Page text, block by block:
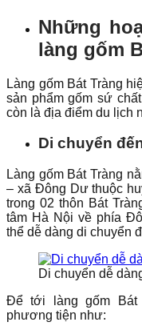
Những
làng gốm
Làng gốm Bát Tràng
sản phẩm gốm sứ
còn là địa điểm du lịch
Di chuyển
Làng gốm Bát Tràng
– xã Đông Dư thuộc
trong 02 thôn Bát
tâm Hà Nội về phía
thể dễ dàng di chuyển
Di chuyển dễ
Để tới làng gốm Bát
phương tiện như: